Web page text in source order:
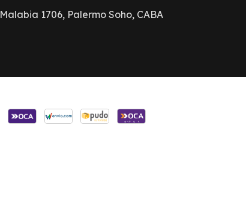
Malabia 1706, Palermo Soho, CABA